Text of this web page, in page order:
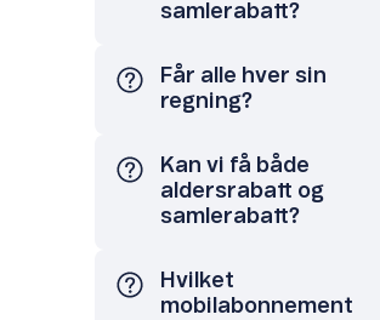
samlerabatt?
Får alle hver sin
regning?
Kan vi få både
aldersrabatt og
samlerabatt?
Hvilket
mobilabonnement